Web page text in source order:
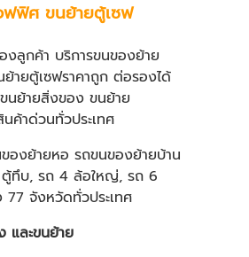
ฟฟิศ ขนย้ายตู้เซฟ
งลูกค้า บริการขนของย้าย
ย้ายตู้เซฟราคาถูก ต่อรองได้
นย้ายสิ่งของ ขนย้าย
นค้าด่วนทั่วประเทศ
องย้ายหอ รถขนของย้ายบ้าน
ตู้ทึบ, รถ 4 ล้อใหญ่, รถ 6
จังหวัดทั่วประเทศ
และขนย้าย